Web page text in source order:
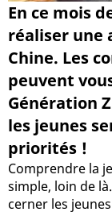
En ce mois
réaliser une
Chine. Les
peuvent
Génération
les jeunes
priorités !
Comprendre la
simple, loin de
cerner les